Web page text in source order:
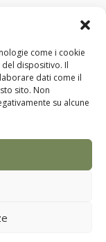
come i cookie
dispositivo. Il
dati come il
sito. Non
su alcune